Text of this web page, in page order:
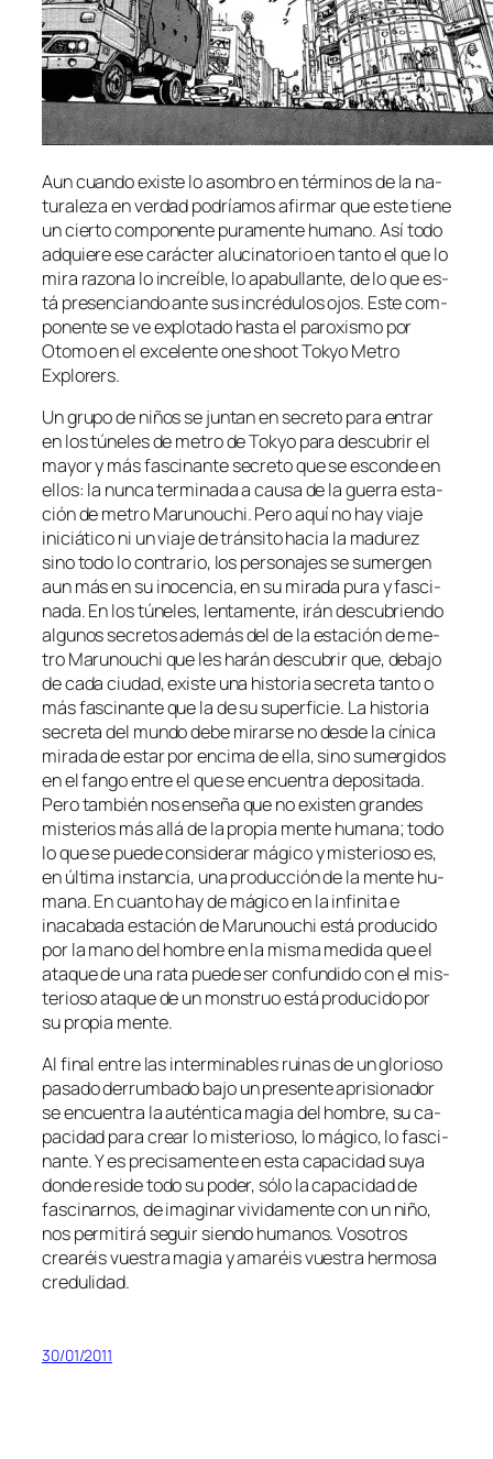
Aun cuan­do exis­te lo asom­bro en tér­mi­nos de la na­
tu­ra­le­za en ver­dad po­dría­mos afir­mar que es­te tie­ne
un cier­to com­po­nen­te pu­ra­men­te hu­mano. Así to­do
ad­quie­re ese ca­rác­ter alu­ci­na­to­rio en tan­to el que lo
mi­ra ra­zo­na lo in­creí­ble, lo apa­bu­llan­te, de lo que es­
tá pre­sen­cian­do an­te sus in­cré­du­los ojos. Este com­
po­nen­te se ve ex­plo­ta­do has­ta el pa­ro­xis­mo por
Otomo en el ex­ce­len­te one shoot Tokyo Metro
Explorers.
Un gru­po de ni­ños se jun­tan en se­cre­to pa­ra en­trar
en los tú­ne­les de me­tro de Tokyo pa­ra des­cu­brir el
ma­yor y más fas­ci­nan­te se­cre­to que se es­con­de en
ellos: la nun­ca ter­mi­na­da a cau­sa de la gue­rra es­ta­
ción de me­tro Marunouchi. Pero aquí no hay via­je
ini­ciá­ti­co ni un via­je de trán­si­to ha­cia la ma­du­rez
sino to­do lo con­tra­rio, los per­so­na­jes se su­mer­gen
aun más en su ino­cen­cia, en su mi­ra­da pu­ra y fas­ci­
na­da. En los tú­ne­les, len­ta­men­te, irán des­cu­brien­do
al­gu­nos se­cre­tos ade­más del de la es­ta­ción de me­
tro Marunouchi que les ha­rán des­cu­brir que, de­ba­jo
de ca­da ciu­dad, exis­te una his­to­ria se­cre­ta tan­to o
más fas­ci­nan­te que la de su su­per­fi­cie. La his­to­ria
se­cre­ta del mun­do de­be mi­rar­se no des­de la cí­ni­ca
mi­ra­da de es­tar por en­ci­ma de ella, sino su­mer­gi­dos
en el fan­go en­tre el que se en­cuen­tra de­po­si­ta­da.
Pero tam­bién nos en­se­ña que no exis­ten gran­des
mis­te­rios más allá de la pro­pia men­te hu­ma­na; to­do
lo que se pue­de con­si­de­rar má­gi­co y mis­te­rio­so es,
en úl­ti­ma ins­tan­cia, una pro­duc­ción de la men­te hu­
ma­na. En cuan­to hay de má­gi­co en la in­fi­ni­ta e
inaca­ba­da es­ta­ción de Marunouchi es­tá pro­du­ci­do
por la mano del hom­bre en la mis­ma me­di­da que el
ata­que de una ra­ta pue­de ser con­fun­di­do con el mis­
te­rio­so ata­que de un mons­truo es­tá pro­du­ci­do por
su pro­pia mente.
Al fi­nal en­tre las in­ter­mi­na­bles rui­nas de un glo­rio­so
pa­sa­do de­rrum­ba­do ba­jo un pre­sen­te apri­sio­na­dor
se en­cuen­tra la au­tén­ti­ca ma­gia del hom­bre, su ca­
pa­ci­dad pa­ra crear lo mis­te­rio­so, lo má­gi­co, lo fas­ci­
nan­te. Y es pre­ci­sa­men­te en es­ta ca­pa­ci­dad su­ya
don­de re­si­de to­do su po­der, só­lo la ca­pa­ci­dad de
fas­ci­nar­nos, de ima­gi­nar vi­vi­da­men­te con un ni­ño,
nos per­mi­ti­rá se­guir sien­do hu­ma­nos. Vosotros
crea­réis vues­tra ma­gia y ama­réis vues­tra her­mo­sa
credulidad.
30/01/2011